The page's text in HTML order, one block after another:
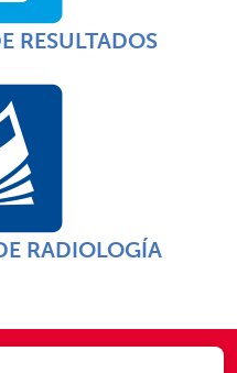
RESULTADOS
RADIOLOGÍA